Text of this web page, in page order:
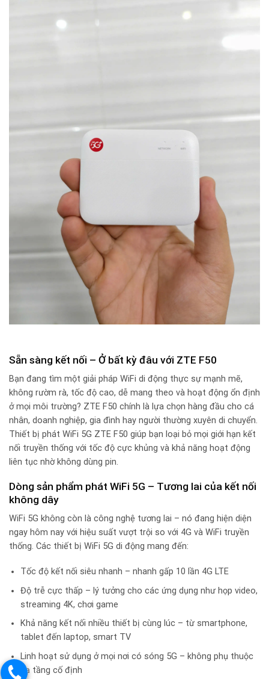
Sẵn sàng kết nối – Ở bất kỳ đâu với ZTE F50
Bạn đang tìm một giải pháp WiFi di động thực sự mạnh mẽ,
không rườm rà, tốc độ cao, dễ mang theo và hoạt động ổn định
ở mọi môi trường? ZTE F50 chính là lựa chọn hàng đầu cho cá
nhân, doanh nghiệp, gia đình hay người thường xuyên di chuyển.
Thiết bị phát WiFi 5G ZTE F50 giúp bạn loại bỏ mọi giới hạn kết
nối truyền thống với tốc độ cực khủng và khả năng hoạt động
liên tục nhờ không dùng pin.
Dòng sản phẩm phát WiFi 5G – Tương lai của kết nối
không dây
WiFi 5G không còn là công nghệ tương lai – nó đang hiện diện
ngay hôm nay với hiệu suất vượt trội so với 4G và WiFi truyền
thống. Các thiết bị WiFi 5G di động mang đến:
Tốc độ kết nối siêu nhanh – nhanh gấp 10 lần 4G LTE
Độ trễ cực thấp – lý tưởng cho các ứng dụng như họp video,
streaming 4K, chơi game
Khả năng kết nối nhiều thiết bị cùng lúc – từ smartphone,
tablet đến laptop, smart TV
Linh hoạt sử dụng ở mọi nơi có sóng 5G – không phụ thuộc
hạ tầng cố định